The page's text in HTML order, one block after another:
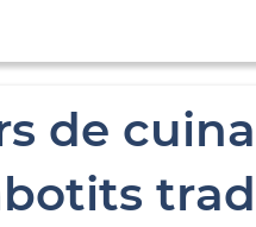
de